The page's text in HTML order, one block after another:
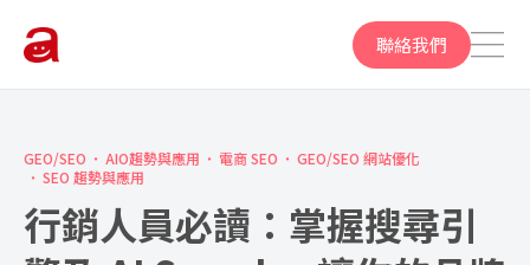
聯絡我們
GEO/SEO AIO趨勢與應用 電商 SEO
GEO/SEO 網站優化
SEO 趨勢與應用
行銷人員必讀：掌握搜尋引